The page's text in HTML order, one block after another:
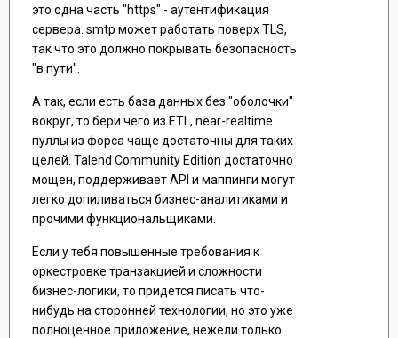
this option is enabled,
salesforce.com uses these
protocols to verify the legitimacy
of the email sender's server. If
salesforce.com processes the
email. If the server fails a
protocol or does not support any
of the protocols, then
salesforce.com does not process
это одна часть "https" - аутентификация
сервера. smtp может работать поверх TLS,
так что это должно покрывать безопасность
"в пути".
А так, если есть база данных без "оболочки"
вокруг, то бери чего из ETL, near-realtime
пуллы из форса чаще достаточны для таких
целей. Talend Community Edition достаточно
мощен, поддерживает API и маппинги могут
легко допиливаться бизнес-аналитиками и
прочими функциональщиками.
Если у тебя повышенные требования к
оркестровке транзакцией и сложности
бизнес-логики, то придется писать что-
нибудь на сторонней технологии, но это уже
полноценное приложение, нежели только